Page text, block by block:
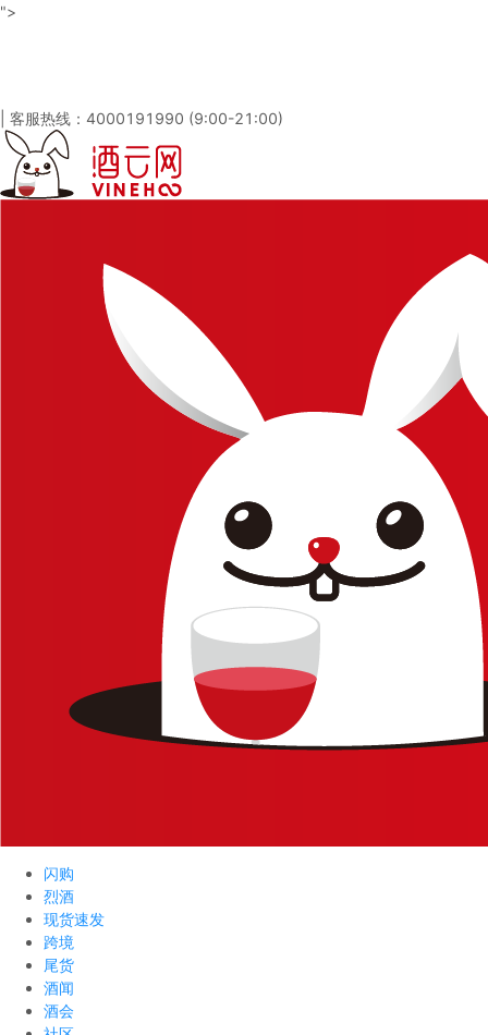
">
客服热线：4000191990 (9:00-21:00)
闪购
烈酒
现货速发
跨境
尾货
酒闻
酒会